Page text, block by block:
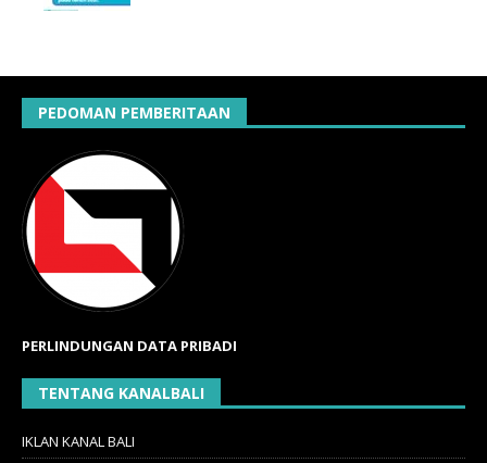
PEDOMAN PEMBERITAAN
PERLINDUNGAN DATA PRIBADI
TENTANG KANALBALI
IKLAN KANAL BALI